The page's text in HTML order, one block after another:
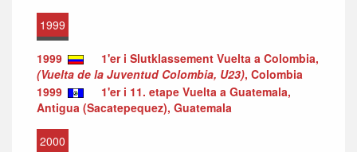
1999
1999
1'er i Slutklassement Vuelta a Colombia,
(Vuelta de la Juventud Colombia, U23), Colombia
1999
1'er i 11. etape Vuelta a Guatemala,
Antigua (Sacatepequez), Guatemala
2000